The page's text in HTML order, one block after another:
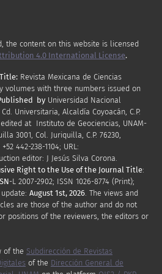
the content on this website is licensed
4.0 International License.
Title: Revista Mexicana de Ciencias
volumes with three numbers issued on
by Universidad Nacional
Universitaria, Alcaldía Coyoacán, C.P.
at Instituto de Geociencias, UNAM-
3001, Col. Juriquilla, C.P. 76230,
442-238-1104; URL:
editor: J Jesús Silva Corona.
Right to the Use of the Journal Title:
-L 2007-2902; ISSN 1026-8774 (Print);
August 1st, 2026 . The views and
are those of the author and do not
positions of the reviewers, the editors or
of the Subdirección de Revistas
of the Dirección General de